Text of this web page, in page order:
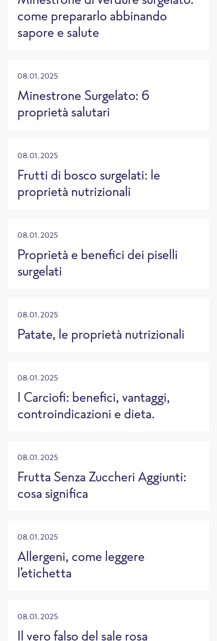
come prepararlo abbinando
sapore e salute
08.01.2025
Minestrone Surgelato: 6
proprietà salutari
08.01.2025
Frutti di bosco surgelati: le
proprietà nutrizionali
08.01.2025
Proprietà e benefici dei piselli
surgelati
08.01.2025
Patate, le proprietà nutrizionali
08.01.2025
I Carciofi: benefici, vantaggi,
controindicazioni e dieta.
08.01.2025
Frutta Senza Zuccheri Aggiunti:
cosa significa
08.01.2025
Allergeni, come leggere
l’etichetta
08.01.2025
Il vero falso del sale rosa